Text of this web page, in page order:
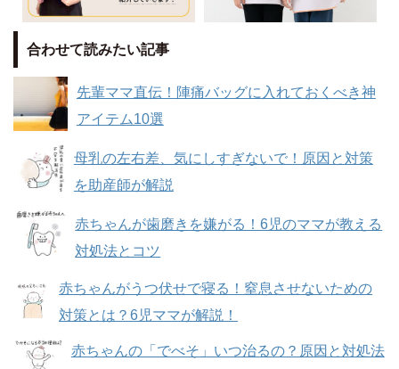
合わせて読みたい記事
先輩ママ直伝！陣痛バッグに入れておくべき神
アイテム10選
母乳の左右差、気にしすぎないで！原因と対策
を助産師が解説
赤ちゃんが歯磨きを嫌がる！6児のママが教える
対処法とコツ
赤ちゃんがうつ伏せで寝る！窒息させないための
対策とは？6児ママが解説！
赤ちゃんの「でべそ」いつ治るの？原因と対処法